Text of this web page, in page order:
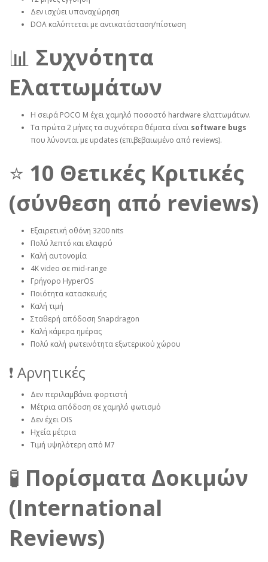
Δεν ισχύει υπαναχώρηση
DOA καλύπτεται με αντικατάσταση/πίστωση
📊 Συχνότητα
Ελαττωμάτων
Η σειρά POCO M έχει χαμηλό ποσοστό hardware ελαττωμάτων.
Τα πρώτα 2 μήνες τα συχνότερα θέματα είναι software bugs
που λύνονται με updates (επιβεβαιωμένο από reviews).
⭐ 10 Θετικές Κριτικές
(σύνθεση από reviews)
Εξαιρετική οθόνη 3200 nits
Πολύ λεπτό και ελαφρύ
Καλή αυτονομία
4K video σε mid‑range
Γρήγορο HyperOS
Ποιότητα κατασκευής
Καλή τιμή
Σταθερή απόδοση Snapdragon
Καλή κάμερα ημέρας
Πολύ καλή φωτεινότητα εξωτερικού χώρου
❗ Αρνητικές
Δεν περιλαμβάνει φορτιστή
Μέτρια απόδοση σε χαμηλό φωτισμό
Δεν έχει OIS
Ηχεία μέτρια
Τιμή υψηλότερη από M7
🧪 Πορίσματα Δοκιμών
(International
Reviews)